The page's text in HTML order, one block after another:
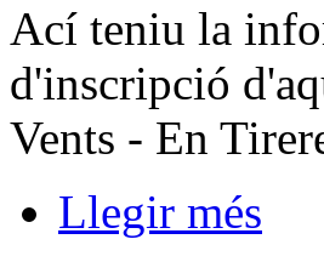
Ací teniu la
d'inscripció
Vents - En
Llegir més